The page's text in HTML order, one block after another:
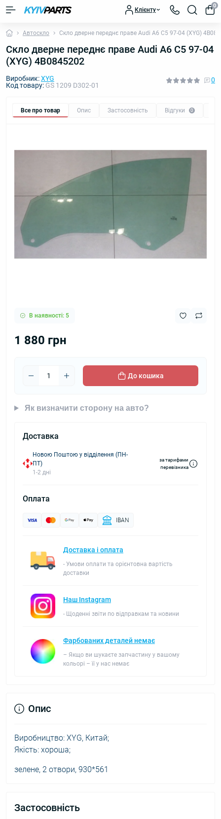
Клієнту
0
Автоскло Скло дверне переднє праве Audi A6 C5 97-04 (XYG)
Скло дверне переднє праве Audi A6 C5 97-04
(XYG) 4B0845202
Виробник:XYG
Код товару: GS 1209 D302-01
0
Все про товар Опис Застосовність Відгуки 0
В наявності: 5
1 880 грн
До кошика
Як визначити сторону на авто?
Доставка
Новою Поштою у відділення (ПН-
ПТ)
1-2 дні
за тарифами
перевізника
Оплата
IBAN
Доставка і оплата
- Умови оплати та орієнтовна вартість
доставки
Наш Instagram
- Щоденні звіти по відправкам та новини
Фарбованих деталей немає
– Якщо ви шукаєте запчастину у вашому
кольорі – її у нас немає
Опис
Виробництво: XYG, Китай;
Якість: хороша;
зелене, 2 отвори, 930*561
Застосовність